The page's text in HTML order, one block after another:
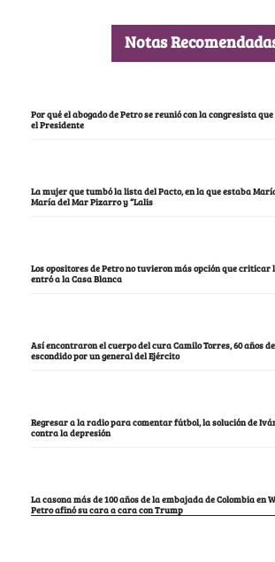
Notas
Por qué el abogado de Petro se reunió con la congresista
el Presidente
La mujer que tumbó la lista del Pacto, en la que estaba
María del Mar Pizarro y “Lalis
Los opositores de Petro no tuvieron más opción que
entró a la Casa Blanca
Así encontraron el cuerpo del cura Camilo Torres, 60 años
escondido por un general del Ejército
Regresar a la radio para comentar fútbol, la solución de
contra la depresión
La casona más de 100 años de la embajada de Colombia en
Petro afinó su cara a cara con Trump